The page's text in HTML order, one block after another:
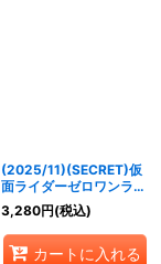
(2025/11)(SECRET)仮
面ライダーゼロワンライ
ジングホッパー[4]【契
約X-SEC】{CB34-
CX03}《緑》
3,280円(税込)
カートに入れる